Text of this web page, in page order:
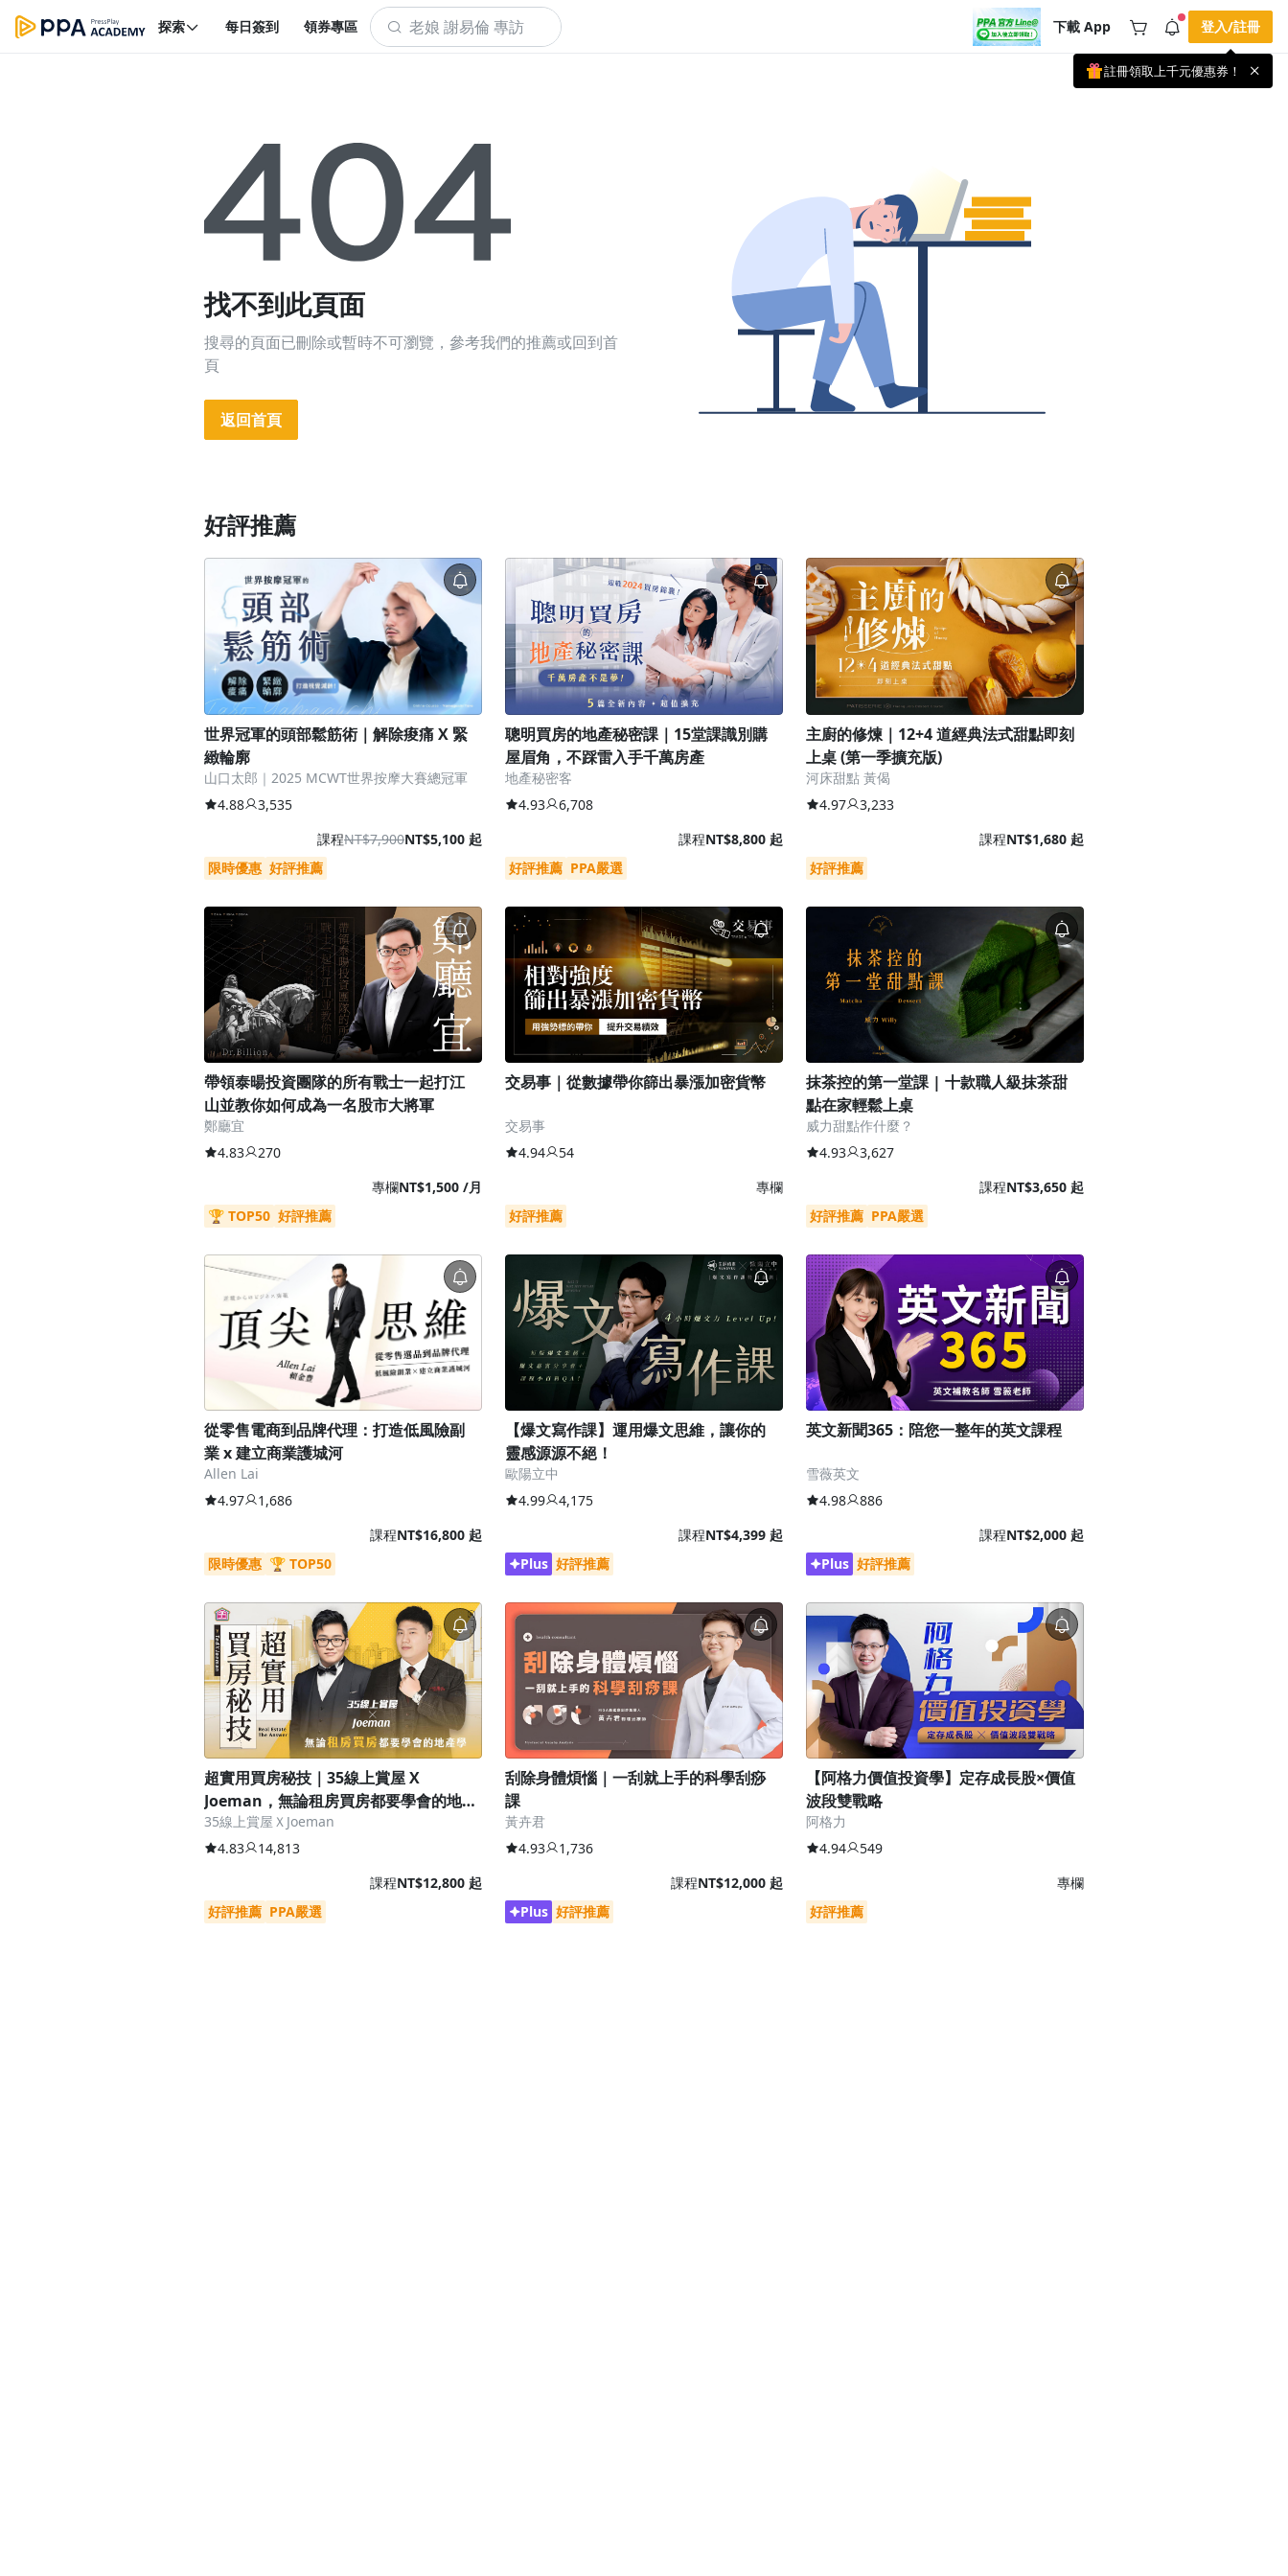
探索 每日簽到 領券專區 下載 App
⭐️ 【冷氣房進修 限時開跑】◾單筆滿
NT$2,500 現折 NT$300◾活動期間：即
日起 - 8/13（只有一週）-📣 酷暑季好康
\ 再加碼 /→ 點數回饋無上限🔥購買任一
課程 or 訂閱✅ 消費即享回饋 1% 點數
查看全部
登入/註冊
註冊領取上千元優惠券！
找不到此頁面
搜尋的頁面已刪除或暫時不可瀏覽，參考我們的推薦或回到首
頁
返回首頁
好評推薦
世界冠軍的頭部鬆筋術｜解除痠痛 X 緊
緻輪廓
山口太郎｜2025 MCWT世界按摩大賽總冠軍
4.88
3,535
課程NT$7,900NT$5,100 起
限時優惠 好評推薦
聰明買房的地產秘密課｜15堂課識別購
屋眉角，不踩雷入手千萬房產
地產秘密客
4.93
6,708
課程NT$8,800 起
好評推薦 PPA嚴選
主廚的修煉｜12+4 道經典法式甜點即刻
上桌 (第一季擴充版)
河床甜點 黃偈
4.97
3,233
課程NT$1,680 起
好評推薦
帶領泰暘投資團隊的所有戰士一起打江
山並教你如何成為一名股市大將軍
鄭廳宜
4.83
270
專欄NT$1,500 /月
🏆 TOP50 好評推薦
交易事｜從數據帶你篩出暴漲加密貨幣
交易事
4.94
54
專欄
好評推薦
抹茶控的第一堂課 | 十款職人級抹茶甜
點在家輕鬆上桌
威力甜點作什麼？
4.93
3,627
課程NT$3,650 起
好評推薦 PPA嚴選
從零售電商到品牌代理：打造低風險副
業 x 建立商業護城河
Allen Lai
4.97
1,686
課程NT$16,800 起
限時優惠 🏆 TOP50
【爆文寫作課】運用爆文思維，讓你的
靈感源源不絕！
歐陽立中
4.99
4,175
課程NT$4,399 起
Plus 好評推薦
英文新聞365：陪您一整年的英文課程
雪薇英文
4.98
886
課程NT$2,000 起
Plus 好評推薦
超實用買房秘技｜35線上賞屋 X
Joeman，無論租房買房都要學會的地產
學
35線上賞屋ＸJoeman
4.83
14,813
課程NT$12,800 起
好評推薦 PPA嚴選
刮除身體煩惱｜一刮就上手的科學刮痧
課
黃卉君
4.93
1,736
課程NT$12,000 起
Plus 好評推薦
【阿格力價值投資學】定存成長股×價值
波段雙戰略
阿格力
4.94
549
專欄
好評推薦